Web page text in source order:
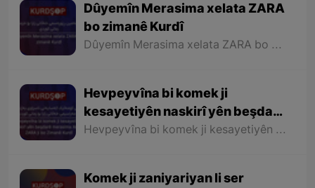
Dûyemîn Merasima xelata ZARA
bo zimanê Kurdî
Dûyemîn Merasima xelata ZARA bo zimanê Kurdî
Hevpeyvîna bi komek ji
kesayetiyên naskirî yên beşdarê
merasima Xelata ZARA ji bo
Hevpeyvîna bi komek ji kesayetiyên naskirî yên beşdarê merasima Xelata ZARA ji bo Zimanê Kurdî
Komek ji zaniyariyan li ser